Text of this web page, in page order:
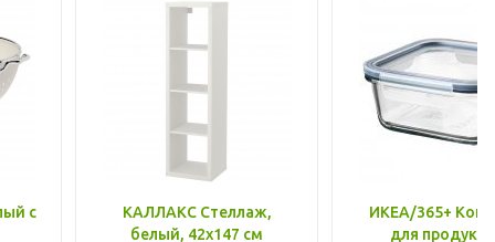
с
КАЛЛАКС Стеллаж,
белый, 42x147 см
ИКЕА/365+
для